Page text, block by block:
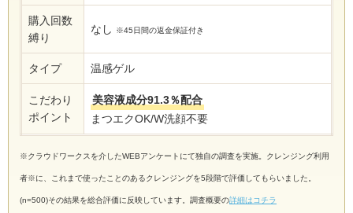
購入回数
縛り
なし ※45日間の返金保証付き
タイプ 温感ゲル
こだわり
ポイント
美容液成分91.3％配合
まつエクOK/W洗顔不要
※クラウドワークスを介したWEBアンケートにて独自の調査を実施。クレンジング利用
者※に、これまで使ったことのあるクレンジングを5段階で評価してもらいました。
(n=500)その結果を総合評価に反映しています。調査概要の詳細はコチラ